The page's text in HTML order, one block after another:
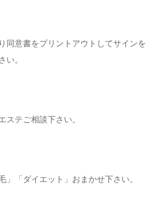
同意書をプリントアウトしてサインを
い。
テご相談下さい。
」「ダイエット」おまかせ下さい。